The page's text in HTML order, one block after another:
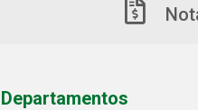
Departamentos